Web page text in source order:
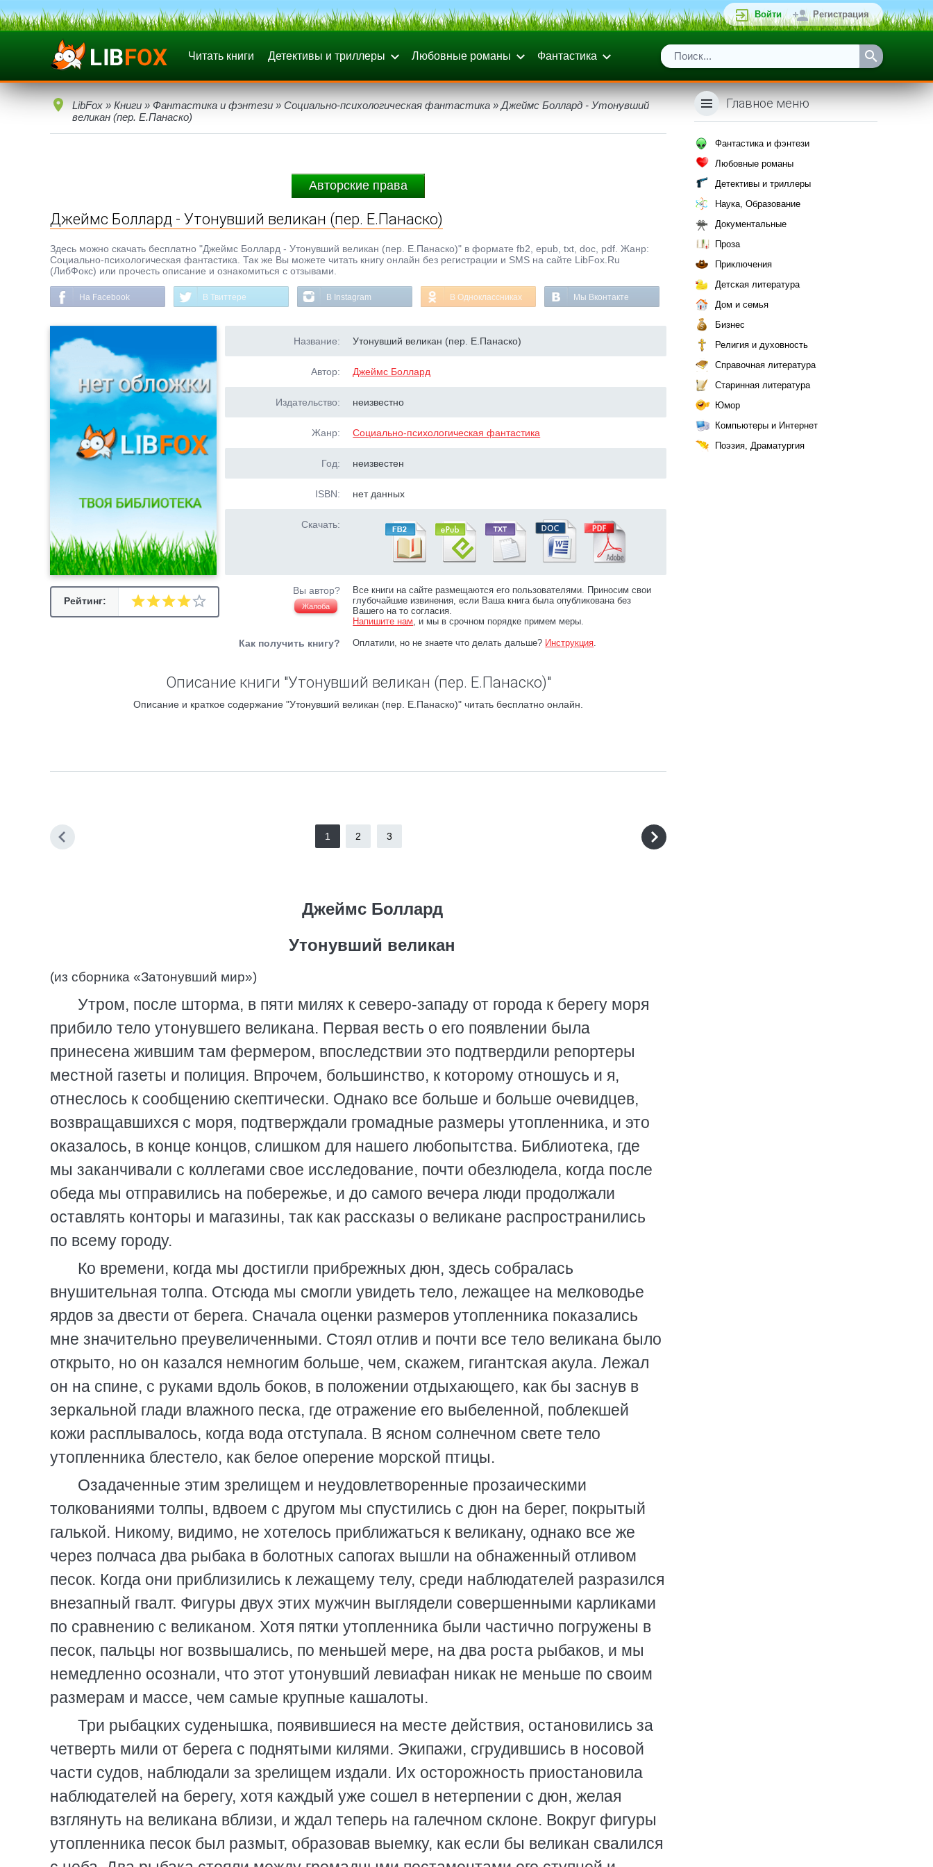
Войти Регистрация
Читать книги Детективы и триллеры Любовные романы Фантастика
LibFox » Книги » Фантастика и фэнтези » Социально-психологическая фантастика » Джеймс Боллард - Утонувший
великан (пер. Е.Панаско)
Авторские права
Джеймс Боллард - Утонувший великан (пер. Е.Панаско)
Здесь можно скачать бесплатно "Джеймс Боллард - Утонувший великан (пер. Е.Панаско)" в формате fb2, epub, txt, doc, pdf. Жанр:
Социально-психологическая фантастика. Так же Вы можете читать книгу онлайн без регистрации и SMS на сайте LibFox.Ru
(ЛибФокс) или прочесть описание и ознакомиться с отзывами.
На Facebook В Твиттере В Instagram В Одноклассниках Мы Вконтакте
Рейтинг:
Название: Утонувший великан (пер. Е.Панаско)
Автор: Джеймс Боллард
Издательство: неизвестно
Жанр: Социально-психологическая фантастика
Год: неизвестен
ISBN: нет данных
Скачать:
Вы автор?
Жалоба
Все книги на сайте размещаются его пользователями. Приносим свои
глубочайшие извинения, если Ваша книга была опубликована без
Вашего на то согласия.
Напишите нам, и мы в срочном порядке примем меры.
Как получить книгу? Оплатили, но не знаете что делать дальше? Инструкция.
Описание книги "Утонувший великан (пер. Е.Панаско)"
Описание и краткое содержание "Утонувший великан (пер. Е.Панаско)" читать бесплатно онлайн.
1 2 3
Джеймс Боллард
Утонувший великан
(из сборника «Затонувший мир»)
Утром, после шторма, в пяти милях к северо-западу от города к берегу моря
прибило тело утонувшего великана. Первая весть о его появлении была
принесена жившим там фермером, впоследствии это подтвердили репортеры
местной газеты и полиция. Впрочем, большинство, к которому отношусь и я,
отнеслось к сообщению скептически. Однако все больше и больше очевидцев,
возвращавшихся с моря, подтверждали громадные размеры утопленника, и это
оказалось, в конце концов, слишком для нашего любопытства. Библиотека, где
мы заканчивали с коллегами свое исследование, почти обезлюдела, когда после
обеда мы отправились на побережье, и до самого вечера люди продолжали
оставлять конторы и магазины, так как рассказы о великане распространились
по всему городу.
Ко времени, когда мы достигли прибрежных дюн, здесь собралась
внушительная толпа. Отсюда мы смогли увидеть тело, лежащее на мелководье
ярдов за двести от берега. Сначала оценки размеров утопленника показались
мне значительно преувеличенными. Стоял отлив и почти все тело великана было
открыто, но он казался немногим больше, чем, скажем, гигантская акула. Лежал
он на спине, с руками вдоль боков, в положении отдыхающего, как бы заснув в
зеркальной глади влажного песка, где отражение его выбеленной, поблекшей
кожи расплывалось, когда вода отступала. В ясном солнечном свете тело
утопленника блестело, как белое оперение морской птицы.
Озадаченные этим зрелищем и неудовлетворенные прозаическими
толкованиями толпы, вдвоем с другом мы спустились с дюн на берег, покрытый
галькой. Никому, видимо, не хотелось приближаться к великану, однако все же
через полчаса два рыбака в болотных сапогах вышли на обнаженный отливом
песок. Когда они приблизились к лежащему телу, среди наблюдателей разразился
внезапный гвалт. Фигуры двух этих мужчин выглядели совершенными карликами
по сравнению с великаном. Хотя пятки утопленника были частично погружены в
песок, пальцы ног возвышались, по меньшей мере, на два роста рыбаков, и мы
немедленно осознали, что этот утонувший левиафан никак не меньше по своим
размерам и массе, чем самые крупные кашалоты.
Три рыбацких суденышка, появившиеся на месте действия, остановились за
четверть мили от берега с поднятыми килями. Экипажи, сгрудившись в носовой
части судов, наблюдали за зрелищем издали. Их осторожность приостановила
наблюдателей на берегу, хотя каждый уже сошел в нетерпении с дюн, желая
взглянуть на великана вблизи, и ждал теперь на галечном склоне. Вокруг фигуры
утопленника песок был размыт, образовав выемку, как если бы великан свалился
Главное меню
Фантастика и фэнтези
Любовные романы
Детективы и триллеры
Наука, Образование
Документальные
Проза
Приключения
Детская литература
Дом и семья
Бизнес
Религия и духовность
Справочная литература
Старинная литература
Юмор
Компьютеры и Интернет
Поэзия, Драматургия